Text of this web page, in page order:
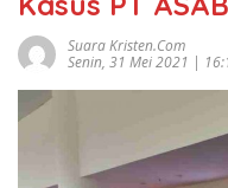
Suara Kristen.com
Senin, 31 Mei 2021 |